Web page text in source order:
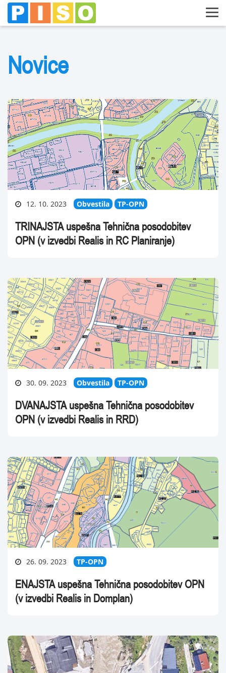
Novice
12. 10. 2023 Obvestila TP-OPN
TRINAJSTA uspešna Tehnična posodobitev
OPN (v izvedbi Realis in RC Planiranje)
30. 09. 2023 Obvestila TP-OPN
DVANAJSTA uspešna Tehnična posodobitev
OPN (v izvedbi Realis in RRD)
26. 09. 2023 TP-OPN
ENAJSTA uspešna Tehnična posodobitev OPN
(v izvedbi Realis in Domplan)